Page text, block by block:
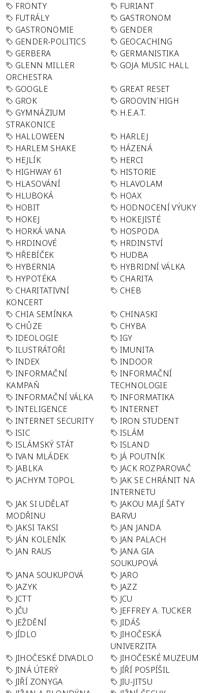
FRONTY
FURIANT
FUTRÁLY
GASTRONOM
GASTRONOMIE
GENDER
GENDER-POLITICS
GEOCACHING
GERBERA
GERMANISTIKA
GLENN MILLER
ORCHESTRA
GOJA MUSIC HALL
GOOGLE
GREAT RESET
GROK
GROOVIN´HIGH
GYMNÁZIUM
STRAKONICE
H.E.A.T.
HALLOWEEN
HARLEJ
HARLEM SHAKE
HÁZENÁ
HEJLÍK
HERCI
HIGHWAY 61
HISTORIE
HLASOVÁNÍ
HLAVOLAM
HLUBOKÁ
HOAX
HOBIT
HODNOCENÍ VÝUKY
HOKEJ
HOKEJISTÉ
HORKÁ VANA
HOSPODA
HRDINOVÉ
HRDINSTVÍ
HŘEBÍČEK
HUDBA
HYBERNIA
HYBRIDNÍ VÁLKA
HYPOTÉKA
CHARITA
CHARITATIVNÍ
KONCERT
CHEB
CHIA SEMÍNKA
CHINASKI
CHŮZE
CHYBA
IDEOLOGIE
IGY
ILUSTRÁTOŘI
IMUNITA
INDEX
INDOOR
INFORMAČNÍ
KAMPAŇ
INFORMAČNÍ
TECHNOLOGIE
INFORMAČNÍ VÁLKA
INFORMATIKA
INTELIGENCE
INTERNET
INTERNET SECURITY
IRON STUDENT
ISIC
ISLÁM
ISLÁMSKÝ STÁT
ISLAND
IVAN MLÁDEK
JÁ POUTNÍK
JABLKA
JACK ROZPAROVAČ
JACHYM TOPOL
JAK SE CHRÁNIT NA
INTERNETU
JAK SI UDĚLAT
MODŘINU
JAKOU MAJÍ ŠATY
BARVU
JAKSI TAKSI
JAN JANDA
JÁN KOLENÍK
JAN PALACH
JAN RAUS
JANA GIA
SOUKUPOVÁ
JANA SOUKUPOVÁ
JARO
JAZYK
JAZZ
JCTT
JCU
JČU
JEFFREY A. TUCKER
JEŽDĚNÍ
JIDÁŠ
JÍDLO
JIHOČESKÁ
UNIVERZITA
JIHOČESKÉ DIVADLO
JIHOČESKÉ MUZEUM
JINÁ ÚTERÝ
JÍŘÍ POSPÍŠIL
JIŘÍ ZONYGA
JIU-JITSU